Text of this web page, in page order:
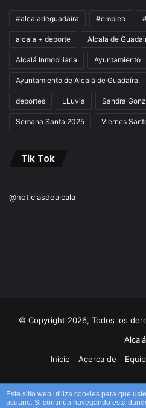
#alcaladeguadaira #empleo
alcala + deporte Alcala de
Alcalá Inmobiliaria Ayuntamiento
Ayuntamiento de Alcalá de Guadaíra.
deportes LLuvia Sandra
Semana Santa 2025 Viernes
Tik Tok
@noticiasdealcala
© Copyright 2026, Todos los
Alcalá
Inicio
Acerca de
Facebook
Este sitio web utiliza cookies para que
usuario. Si continúa navegando está